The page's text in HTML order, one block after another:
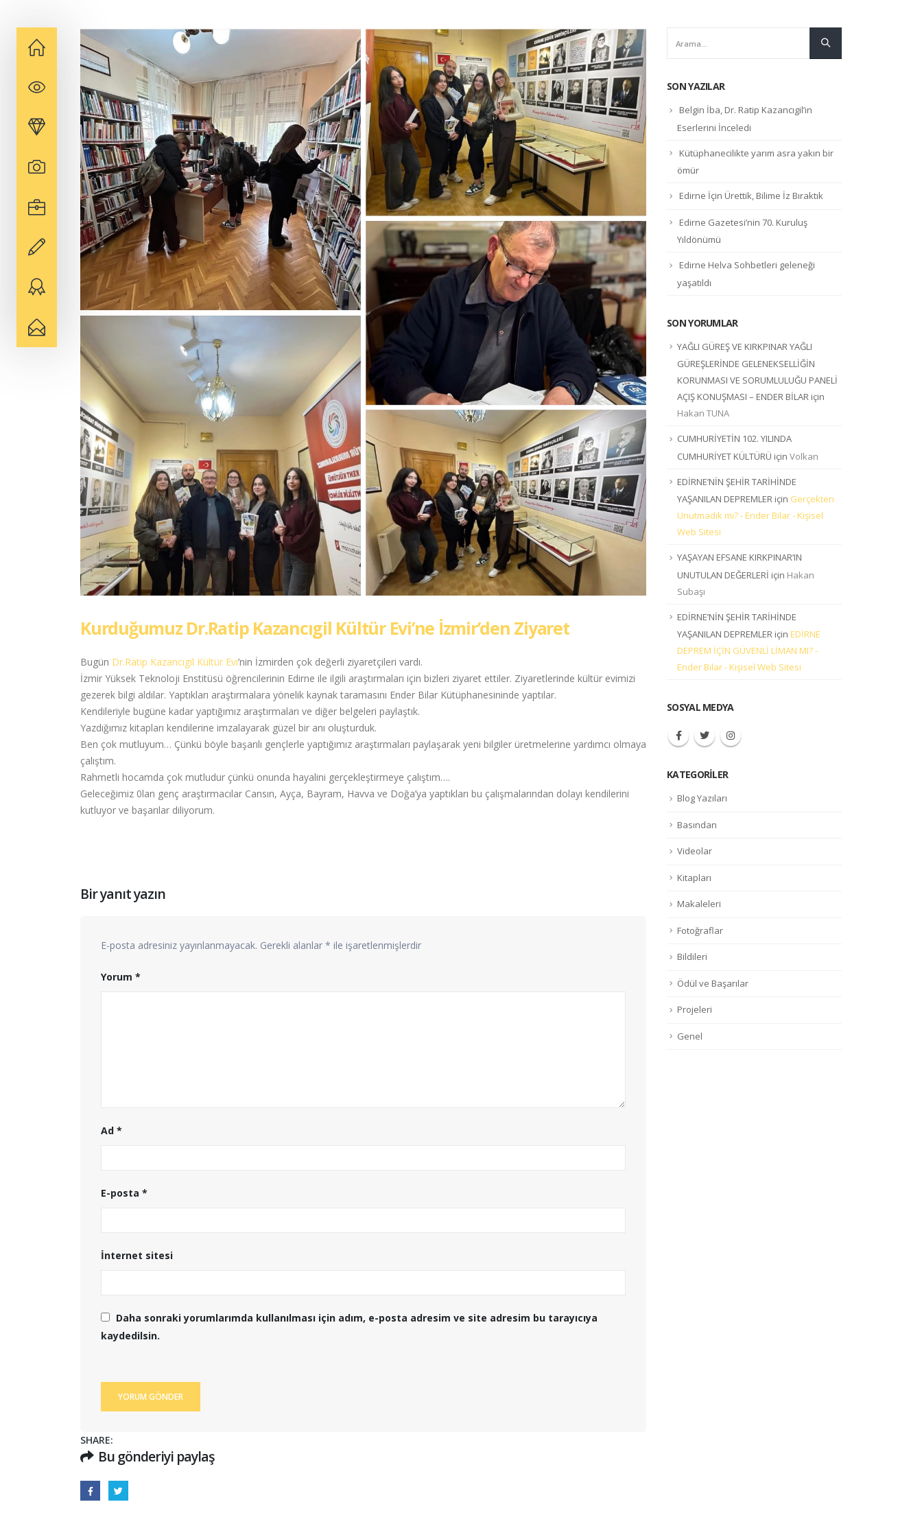
Kurduğumuz Dr.Ratip Kazancıgil Kültür Evi’ne İzmir’den Ziyaret
Bugün Dr.Ratip Kazancıgil Kültür Evi’nin İzmirden çok değerli ziyaretçileri vardı.
İzmir Yüksek Teknoloji Enstitüsü öğrencilerinin Edirne ile ilgili araştırmaları için bizleri ziyaret ettiler. Ziyaretlerinde kültür evimizi
gezerek bilgi aldılar. Yaptıkları araştırmalara yönelik kaynak taramasını Ender Bilar Kütüphanesininde yaptılar.
Kendileriyle bugüne kadar yaptığımız araştırmaları ve diğer belgeleri paylaştık.
Yazdığımız kitapları kendilerine imzalayarak güzel bir anı oluşturduk.
Ben çok mutluyum… Çünkü böyle başarılı gençlerle yaptığımız araştırmaları paylaşarak yeni bilgiler üretmelerine yardımcı olmaya
çalıştım.
Rahmetli hocamda çok mutludur çünkü onunda hayalini gerçekleştirmeye çalıştım….
Geleceğimiz 0lan genç araştırmacılar Cansın, Ayça, Bayram, Havva ve Doğa’ya yaptıkları bu çalışmalarından dolayı kendilerini
kutluyor ve başarılar diliyorum.
Bir yanıt yazın
E-posta adresiniz yayınlanmayacak. Gerekli alanlar * ile işaretlenmişlerdir
Yorum *
Ad *
E-posta *
İnternet sitesi
Daha sonraki yorumlarımda kullanılması için adım, e-posta adresim ve site adresim bu tarayıcıya
kaydedilsin.
SHARE:
Bu gönderiyi paylaş
SON YAZILAR
Belgin İba, Dr. Ratip Kazancıgil’in
Eserlerini İnceledi
Kütüphanecilikte yarım asra yakın bir
ömür
Edirne İçin Ürettik, Bilime İz Bıraktık
Edirne Gazetesi’nin 70. Kuruluş
Yıldönümü
Edirne Helva Sohbetleri geleneği
yaşatıldı
SON YORUMLAR
YAĞLI GÜREŞ VE KIRKPINAR YAĞLI
GÜREŞLERİNDE GELENEKSELLİĞİN
KORUNMASI VE SORUMLULUĞU PANELİ
AÇIŞ KONUŞMASI – ENDER BİLAR için
Hakan TUNA
CUMHURİYETİN 102. YILINDA
CUMHURİYET KÜLTÜRÜ için Volkan
EDİRNE’NİN ŞEHİR TARİHİNDE
YAŞANILAN DEPREMLER için Gerçekten
Unutmadık mı? - Ender Bilar - Kişisel
Web Sitesi
YAŞAYAN EFSANE KIRKPINAR’IN
UNUTULAN DEĞERLERİ için Hakan
Subaşı
EDİRNE’NİN ŞEHİR TARİHİNDE
YAŞANILAN DEPREMLER için EDİRNE
DEPREM İÇİN GÜVENLİ LİMAN MI? -
Ender Bilar - Kişisel Web Sitesi
SOSYAL MEDYA
KATEGORILER
Blog Yazıları
Basından
Videolar
Kitapları
Makaleleri
Fotoğraflar
Bildileri
Ödül ve Başarılar
Projeleri
Genel